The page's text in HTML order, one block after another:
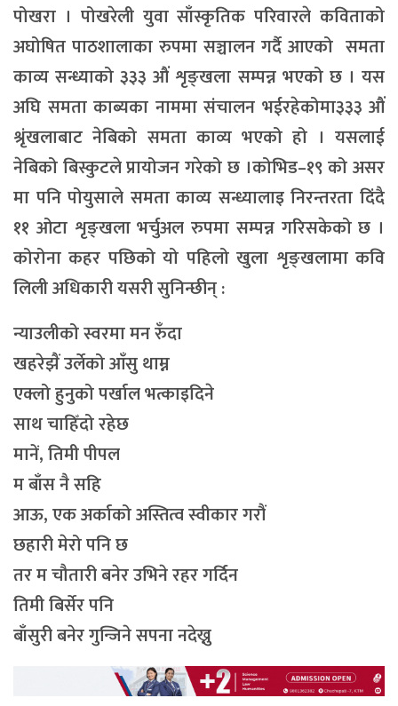
पोखरा । पोखरेली युवा साँस्कृतिक परिवारले कविताको
अघोषित पाठशालाका रुपमा सञ्चालन गर्दै आएको समता
काव्य सन्ध्याको ३३३ औं शृङ्खला सम्पन्न भएको छ । यस
अघि समता काब्यका नाममा संचालन भईरहेकोमा३३३ औं
श्रृंखलाबाट नेबिको समता काव्य भएको हो । यसलाई
नेबिको बिस्कुटले प्रायोजन गरेको छ ।कोभिड–१९ को असर
मा पनि पोयुसाले समता काव्य सन्ध्यालाइ निरन्तरता दिंदै
११ ओटा शृङ्खला भर्चुअल रुपमा सम्पन्न गरिसकेको छ ।
कोरोना कहर पछिको यो पहिलो खुला शृङ्खलामा कवि
लिली अधिकारी यसरी सुनिन्छीन् :
न्याउलीको स्वरमा मन रुँदा
खहरेझैं उर्लेको आँसु थाम्न
एक्लो हुनुको पर्खाल भत्काइदिने
साथ चाहिँदो रहेछ
मानें, तिमी पीपल
म बाँस नै सहि
आऊ, एक अर्काको अस्तित्व स्वीकार गरौं
छहारी मेरो पनि छ
तर म चौतारी बनेर उभिने रहर गर्दिन
तिमी बिर्सेर पनि
बाँसुरी बनेर गुन्जिने सपना नदेख्नु